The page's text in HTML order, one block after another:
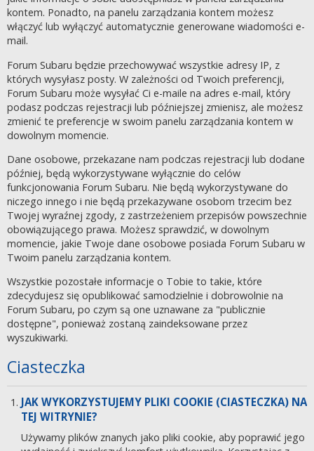
kontem. Ponadto, na panelu zarządzania kontem możesz
włączyć lub wyłączyć automatycznie generowane wiadomości e-
mail.
Forum Subaru będzie przechowywać wszystkie adresy IP, z
których wysyłasz posty. W zależności od Twoich preferencji,
Forum Subaru może wysyłać Ci e-maile na adres e-mail, który
podasz podczas rejestracji lub późniejszej zmienisz, ale możesz
zmienić te preferencje w swoim panelu zarządzania kontem w
dowolnym momencie.
Dane osobowe, przekazane nam podczas rejestracji lub dodane
później, będą wykorzystywane wyłącznie do celów
funkcjonowania Forum Subaru. Nie będą wykorzystywane do
niczego innego i nie będą przekazywane osobom trzecim bez
Twojej wyraźnej zgody, z zastrzeżeniem przepisów powszechnie
obowiązującego prawa. Możesz sprawdzić, w dowolnym
momencie, jakie Twoje dane osobowe posiada Forum Subaru w
Twoim panelu zarządzania kontem.
Wszystkie pozostałe informacje o Tobie to takie, które
zdecydujesz się opublikować samodzielnie i dobrowolnie na
Forum Subaru, po czym są one uznawane za "publicznie
dostępne", ponieważ zostaną zaindeksowane przez
wyszukiwarki.
Ciasteczka
JAK WYKORZYSTUJEMY PLIKI COOKIE (CIASTECZKA) NA
TEJ WITRYNIE?
Używamy plików znanych jako pliki cookie, aby poprawić jego